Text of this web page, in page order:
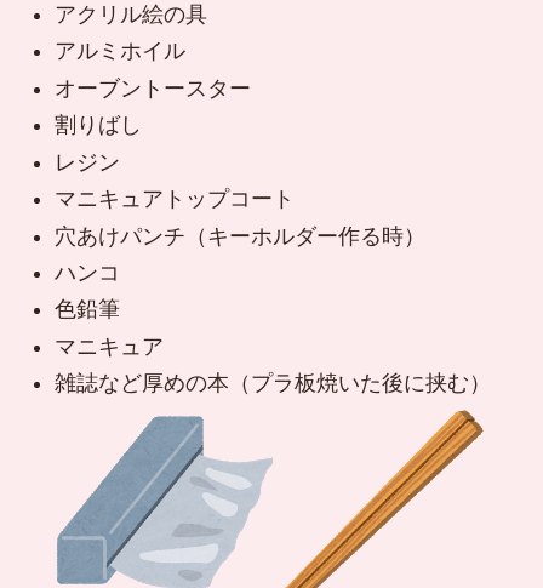
アクリル絵の具
アルミホイル
オーブントースター
割りばし
レジン
マニキュアトップコート
穴あけパンチ（キーホルダー作る時）
ハンコ
色鉛筆
マニキュア
雑誌など厚めの本（プラ板焼いた後に挟む）